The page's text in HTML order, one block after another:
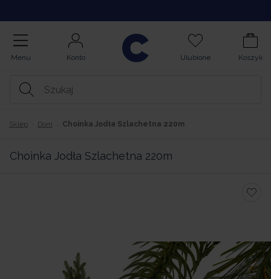
Menu Konto Ulubione Koszyk
Sklep Dom Choinka Jodła Szlachetna 220m
Choinka Jodła Szlachetna 220m